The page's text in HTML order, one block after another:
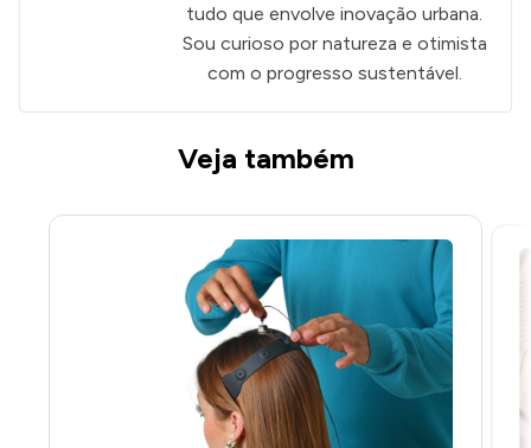
tudo que envolve inovação urbana.
Sou curioso por natureza e otimista
com o progresso sustentável.
Veja também